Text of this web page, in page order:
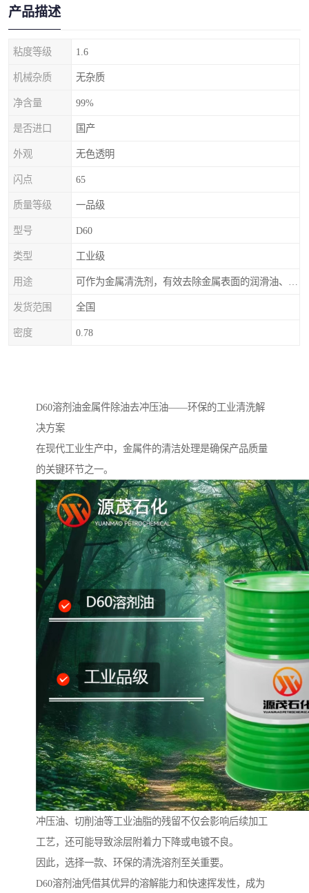
产品描述
粘度等级 1.6
机械杂质 无杂质
净含量 99%
是否进口 国产
外观 无色透明
闪点 65
质量等级 一品级
型号 D60
类型 工业级
用途
发货范围 全国
密度 0.78
D60溶剂油金属件除油去冲压油——环保的工业清洗解
决方案
在现代工业生产中，金属件的清洁处理是确保产品质量
的关键环节之一。
冲压油、切削油等工业油脂的残留不仅会影响后续加工
工艺，还可能导致涂层附着力下降或电镀不良。
因此，选择一款、环保的清洗溶剂至关重要。
D60溶剂油凭借其优异的溶解能力和快速挥发性，成为